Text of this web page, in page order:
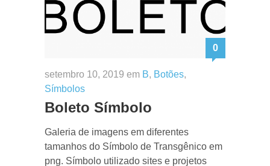
0
setembro 10, 2019 em B, Botões,
Símbolos
Boleto Símbolo
Galeria de imagens em diferentes
tamanhos do Símbolo de Transgênico em
png. Símbolo utilizado sites e projetos